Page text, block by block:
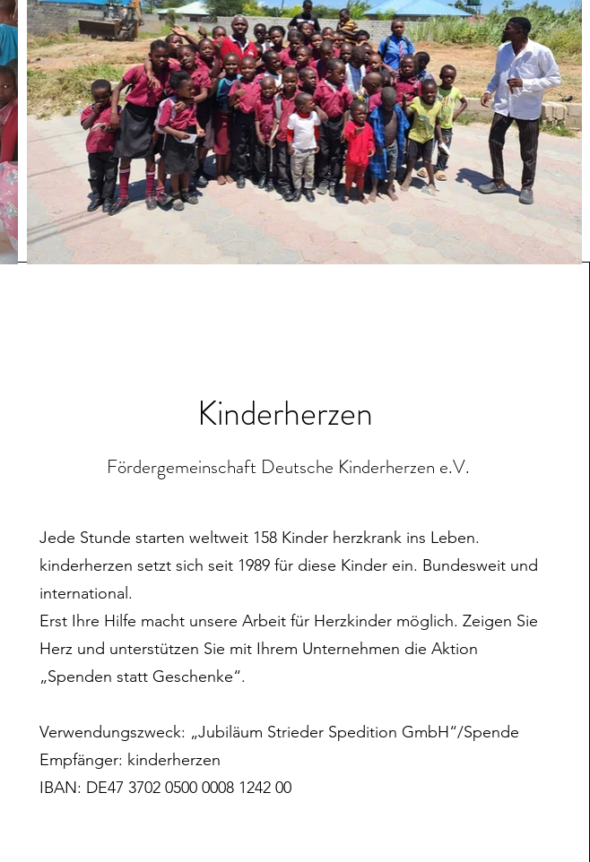
Kinderherzen
Fördergemeinschaft Deutsche Kinderherzen e.V.
Jede Stunde starten weltweit 158 Kinder herzkrank ins Leben.
kinderherzen setzt sich seit 1989 für diese Kinder ein. Bundesweit und
international.
Erst Ihre Hilfe macht unsere Arbeit für Herzkinder möglich. Zeigen Sie
Herz und unterstützen Sie mit Ihrem Unternehmen die Aktion
„Spenden statt Geschenke“.
Verwendungszweck: „Jubiläum Strieder Spedition GmbH“/Spende
Empfänger: kinderherzen
IBAN: DE47 3702 0500 0008 1242 00